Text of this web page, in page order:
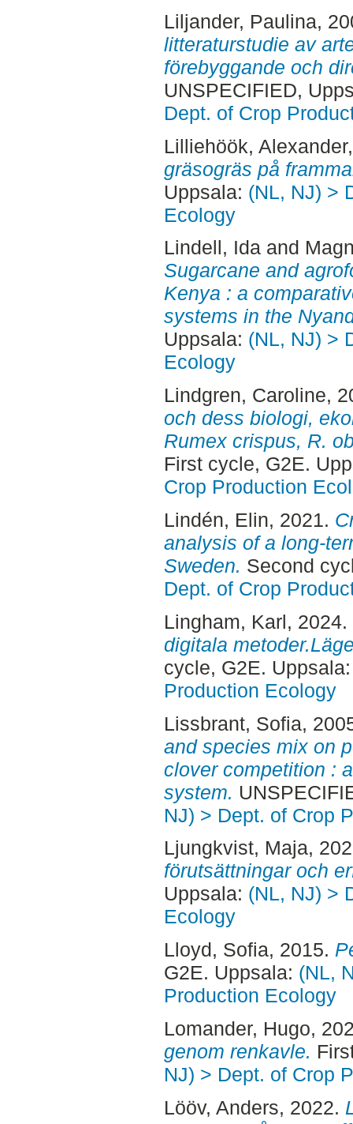
Liljander, Paulina,
litteraturstudie av
förebyggande och
UNSPECIFIED,
Dept. of Crop
Lilliehöök, Alexander
gräsogräs på
Uppsala: (NL, NJ) >
Ecology
Lindell, Idaand
Sugarcane and
Kenya : a
systems in the
Uppsala: (NL, NJ) >
Ecology
Lindgren, Caroline,
och dess biologi,
Rumex crispus, R.
First cycle, G2E.
Crop Production
Lindén, Elin, 2021.
analysis of a long-
Sweden. Second
Dept. of Crop
Lingham, Karl, 2024.
digitala
cycle, G2E.
Production Ecology
Lissbrant, Sofia,
and species mix on
clover competition :
system.
NJ) > Dept. of Crop
Ljungkvist, Maja,
förutsättningar och
Uppsala: (NL, NJ) >
Ecology
Lloyd, Sofia, 2015.
G2E. Uppsala: (NL,
Production Ecology
Lomander, Hugo,
genom renkavle.
NJ) > Dept. of Crop
Lööv, Anders, 2022.